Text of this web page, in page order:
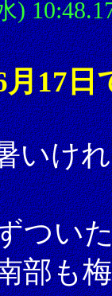
)
17日
いけ
つい
部も